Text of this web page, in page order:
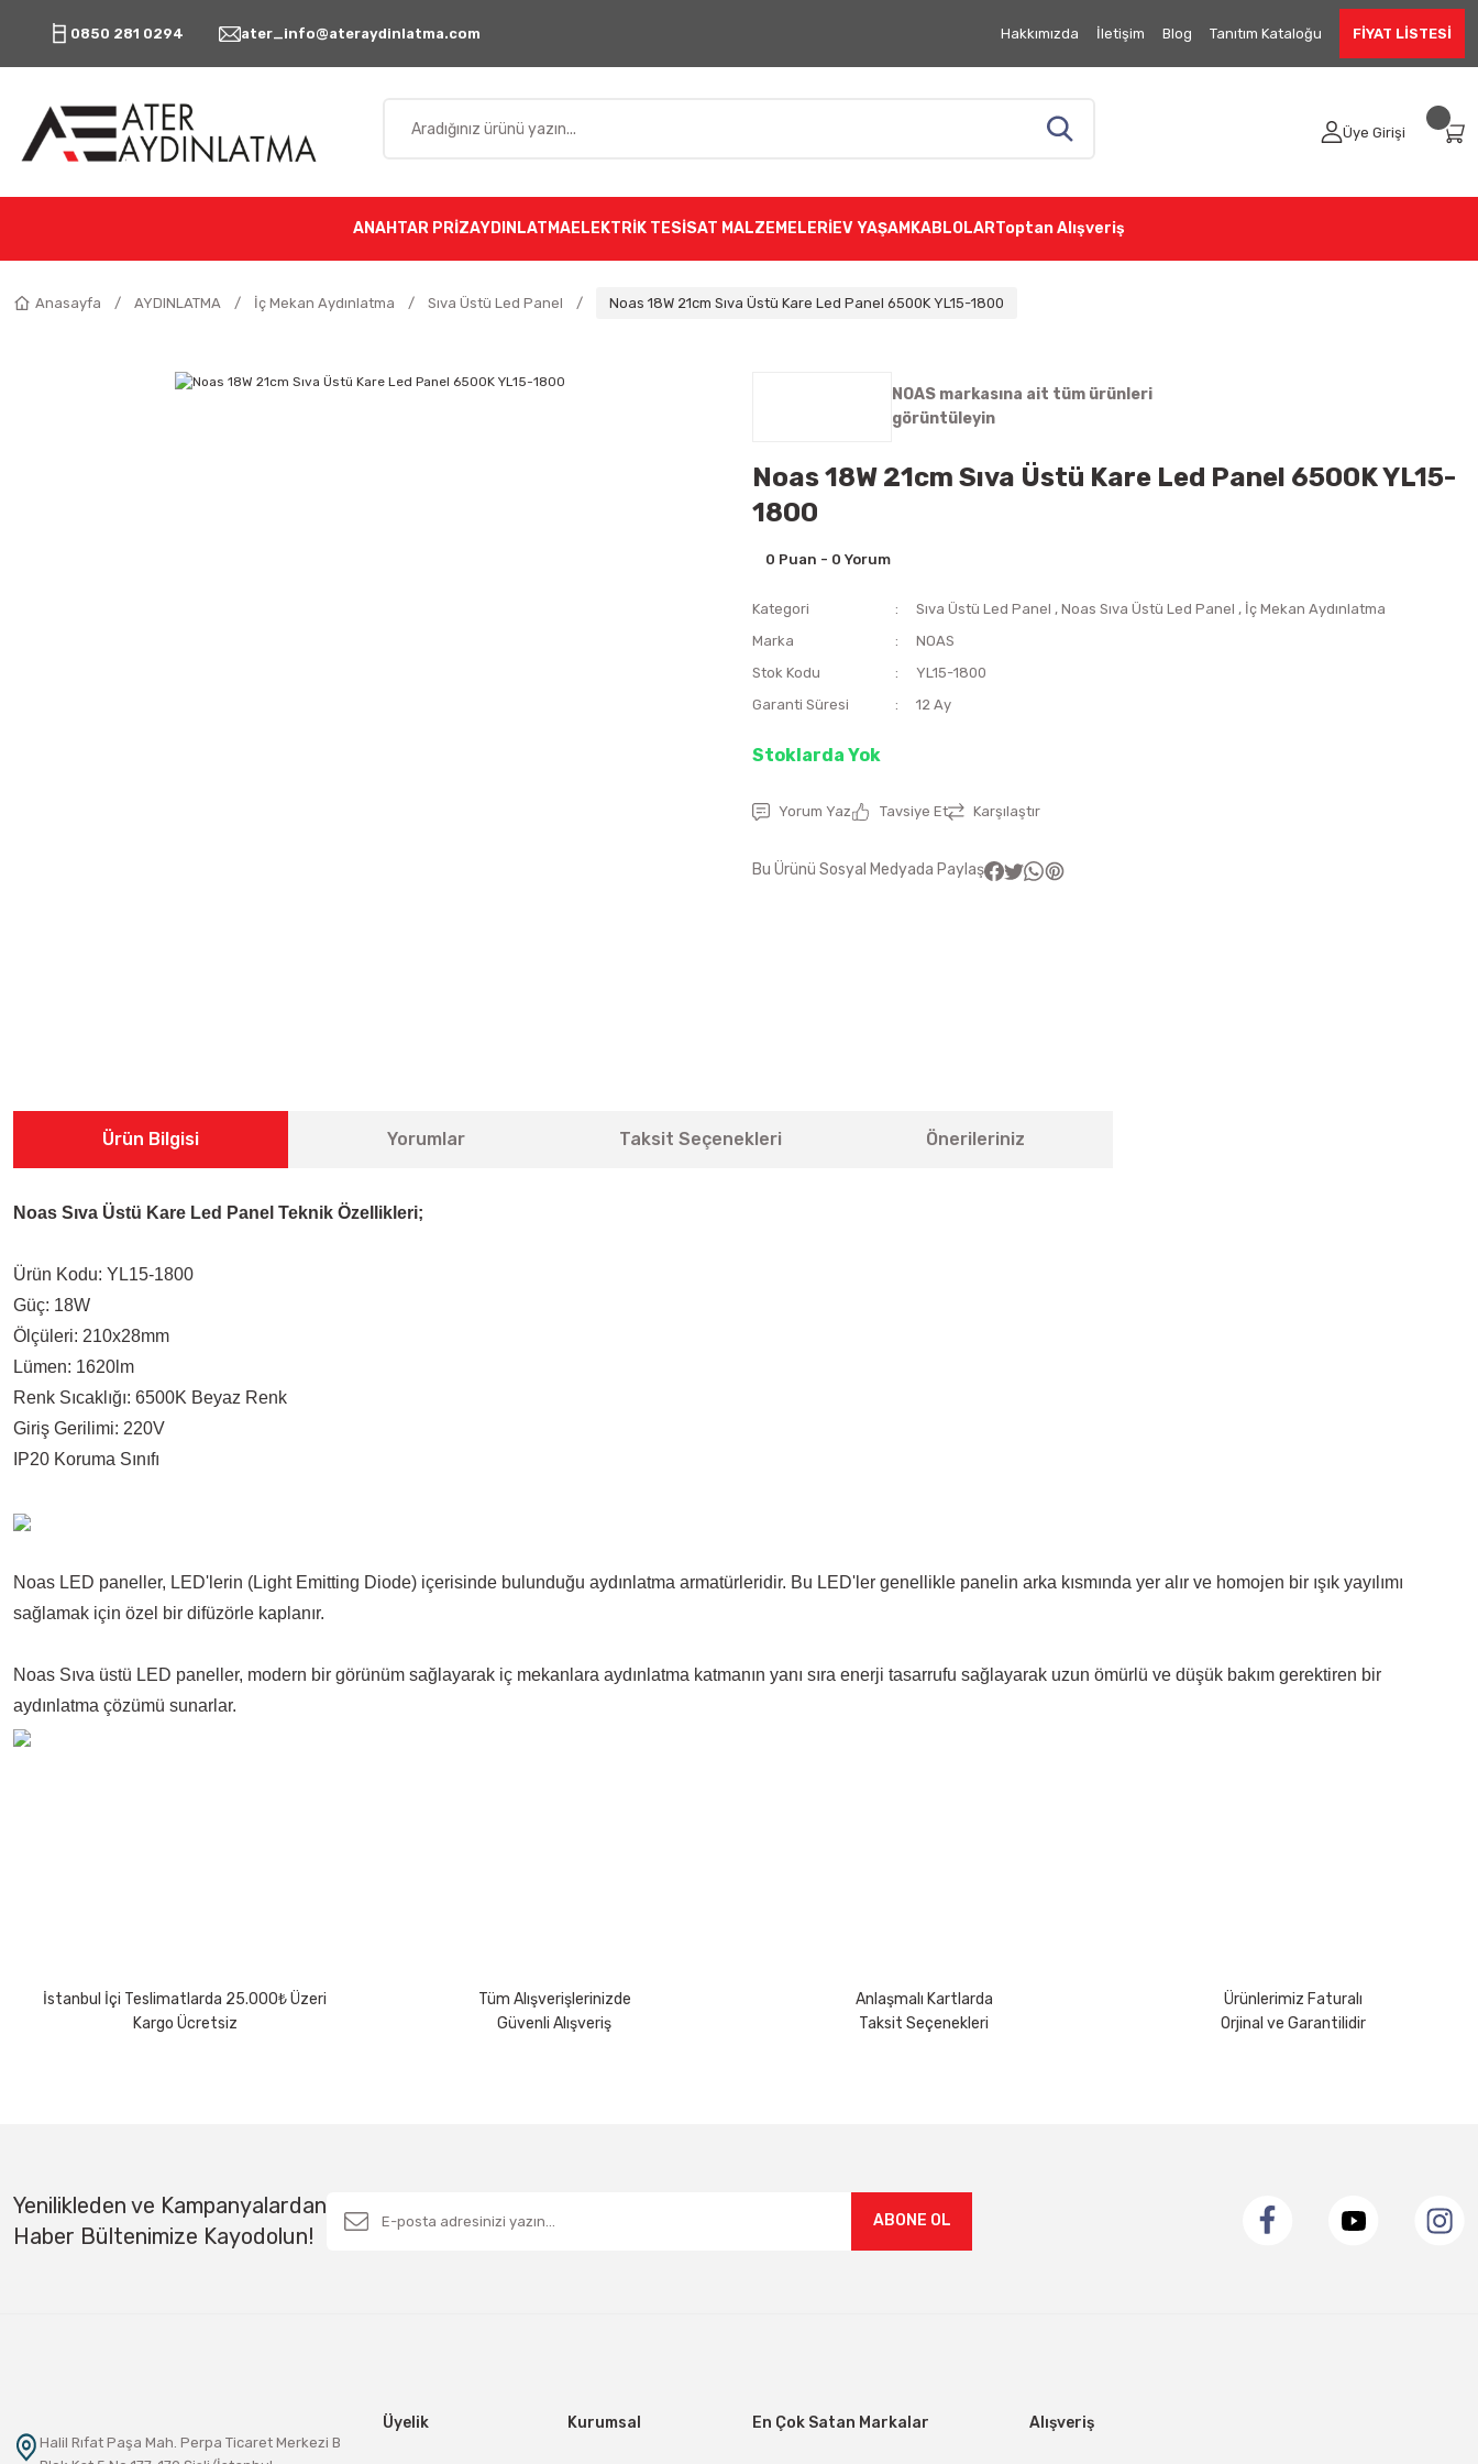
0850 281 0294 ater_info@ateraydinlatma.com Hakkımızda İletişim Blog Tanıtım Kataloğu FİYAT LİSTESİ
Üye Girişi
ANAHTAR PRİZAYDINLATMAELEKTRİK TESİSAT MALZEMELERİEV YAŞAM KABLOLARToptan Alışveriş
Anasayfa AYDINLATMA İç Mekan Aydınlatma Sıva Üstü Led Panel Noas 18W 21cm Sıva Üstü Kare Led Panel 6500K YL15-1800
NOAS markasına ait tüm ürünleri
görüntüleyin
Noas 18W 21cm Sıva Üstü Kare Led Panel 6500K YL15-
1800
0 Puan - 0 Yorum
Kategori Sıva Üstü Led Panel , Noas Sıva Üstü Led Panel , İç Mekan Aydınlatma
Marka
NOAS
Stok Kodu
YL15-1800
Garanti Süresi
12 Ay
Stoklarda Yok
Yorum Yaz Tavsiye Et Karşılaştır
Bu Ürünü Sosyal Medyada Paylaş
Ürün Bilgisi Yorumlar Taksit Seçenekleri Önerileriniz
Noas Sıva Üstü Kare Led Panel Teknik Özellikleri;
Ürün Kodu: YL15-1800
Güç: 18W
Ölçüleri: 210x28mm
Lümen: 1620lm
Renk Sıcaklığı: 6500K Beyaz Renk
Giriş Gerilimi: 220V
IP20 Koruma Sınıfı
Noas LED paneller, LED'lerin (Light Emitting Diode) içerisinde bulunduğu aydınlatma armatürleridir. Bu LED'ler genellikle panelin arka kısmında yer alır ve homojen bir ışık yayılımı
sağlamak için özel bir difüzörle kaplanır.
Noas Sıva üstü LED paneller, modern bir görünüm sağlayarak iç mekanlara aydınlatma katmanın yanı sıra enerji tasarrufu sağlayarak uzun ömürlü ve düşük bakım gerektiren bir
aydınlatma çözümü sunarlar.
Bu ürüne benzer farklı alternatifler olmalı.
İstanbul İçi Teslimatlarda 25.000₺ Üzeri
Kargo Ücretsiz
Tüm Alışverişlerinizde
Güvenli Alışveriş
Anlaşmalı Kartlarda
Taksit Seçenekleri
Ürünlerimiz Faturalı
Orjinal ve Garantilidir
Yenilikleden ve Kampanyalardan
Haber Bültenimize Kayodolun!
ABONE OL
Halil Rıfat Paşa Mah. Perpa Ticaret Merkezi B
Üyelik Kurumsal En Çok Satan Markalar Alışveriş